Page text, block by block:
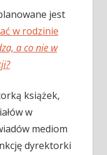
jest
w rodzinie
a co nie w
książek,
w
mediom
dyrektorki